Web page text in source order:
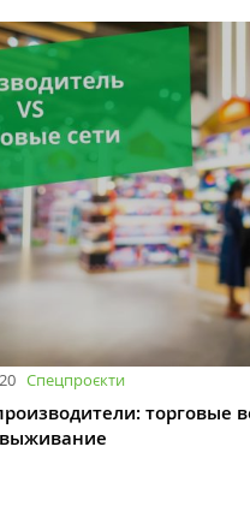
Спецпроєкти
торговые